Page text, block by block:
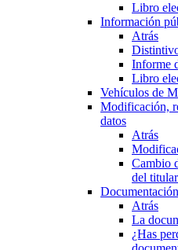
Libro
Información
Atrás
Informe
Libro
Vehículos de
Modificación,
datos
Atrás
Cambio
del titular
Atrás
La
¿Has